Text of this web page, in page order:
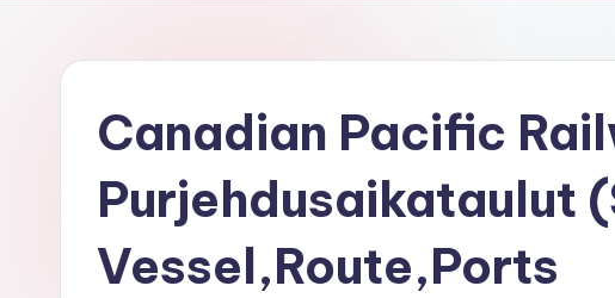
c
M
Canadian Pacific
Purjehdusaikataulut
Vessel,Route,Ports